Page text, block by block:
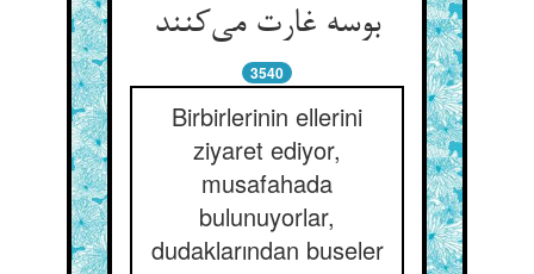
بوسه غارت می‌‌کنند
3540
Birbirlerinin ellerini
ziyaret ediyor,
musafahada
bulunuyorlar,
dudaklarından buseler